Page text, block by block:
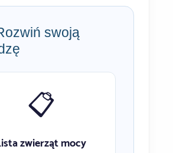
swoją
📋
zwierząt mocy